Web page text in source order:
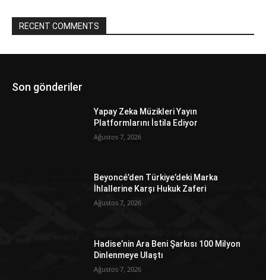
RECENT COMMENTS
Son gönderiler
Yapay Zeka Müzikleri Yayın
Platformlarını İstila Ediyor
Ağustos 7, 2026
Beyoncé’den Türkiye’deki Marka
İhlallerine Karşı Hukuk Zaferi
Ağustos 7, 2026
Hadise’nin Ara Beni Şarkısı 100 Milyon
Dinlenmeye Ulaştı
Ağustos 7, 2026